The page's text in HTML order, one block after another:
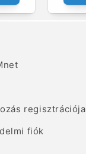
regisztrációja
fiók